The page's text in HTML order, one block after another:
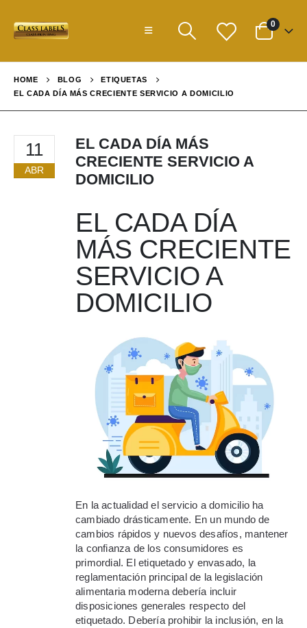
0
HOME BLOG
ETIQUETAS
EL CADA DÍA MÁS CRECIENTE SERVICIO A DOMICILIO
11
ABR
EL CADA DÍA MÁS
CRECIENTE SERVICIO A
DOMICILIO
EL CADA DÍA
MÁS CRECIENTE
SERVICIO A
DOMICILIO
En la actualidad el servicio a domicilio ha
cambiado drásticamente. En un mundo de
cambios rápidos y nuevos desafíos, mantener
la confianza de los consumidores es
primordial. El etiquetado y envasado, la
reglamentación principal de la legislación
alimentaria moderna debería incluir
disposiciones generales respecto del
etiquetado. Debería prohibir la inclusión, en la